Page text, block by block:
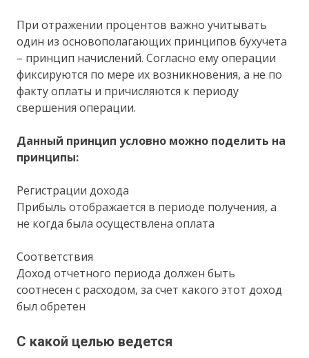
При отражении процентов важно учитывать
один из основополагающих принципов бухучета
– принцип начислений. Согласно ему операции
фиксируются по мере их возникновения, а не по
факту оплаты и причисляются к периоду
свершения операции.
Данный принцип условно можно поделить на
принципы:
Регистрации дохода
Прибыль отображается в периоде получения, а
не когда была осуществлена оплата
Соответствия
Доход отчетного периода должен быть
соотнесен с расходом, за счет какого этот доход
был обретен
С какой целью ведется